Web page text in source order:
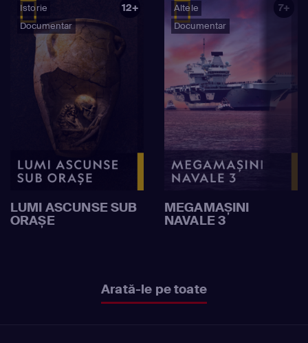
Istorie
Documentar
12+
LUMI ASCUNSE SUB
ORAȘE
Altele
Documentar
7+
MEGAMAȘINI
NAVALE 3
Arată-le pe toate